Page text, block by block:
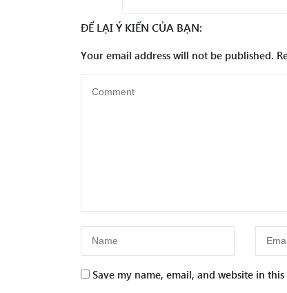
ĐỂ LẠI Ý KIẾN CỦA BẠN:
Your email address will not be published.
Save my name, email, and website in